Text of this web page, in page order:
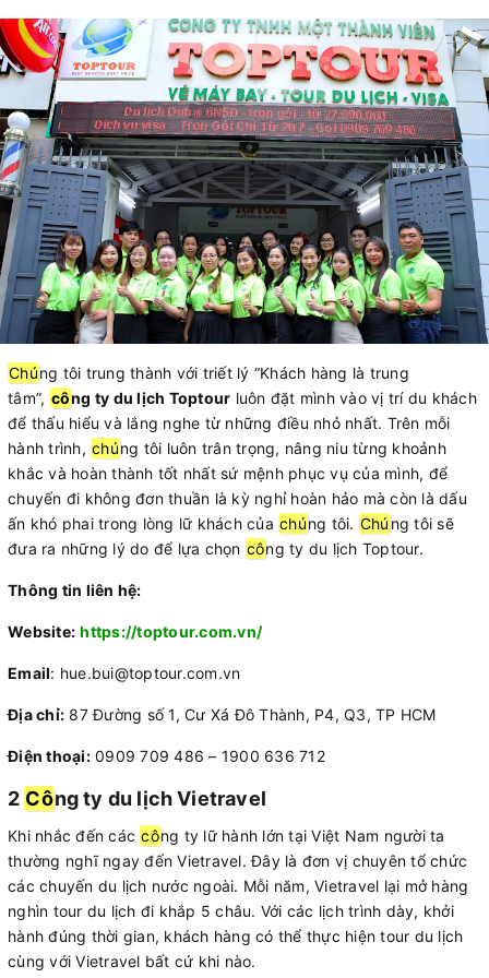
Chúng tôi trung thành với triết lý “Khách hàng là trung
tâm”, công ty du lịch Toptour luôn đặt mình vào vị trí du khách
để thấu hiểu và lắng nghe từ những điều nhỏ nhất. Trên mỗi
hành trình, chúng tôi luôn trân trọng, nâng niu từng khoảnh
khắc và hoàn thành tốt nhất sứ mệnh phục vụ của mình, để
chuyến đi không đơn thuần là kỳ nghỉ hoàn hảo mà còn là dấu
ấn khó phai trong lòng lữ khách của chúng tôi. Chú ng tôi sẽ
đưa ra những lý do để lựa chọn công ty du lịch Toptour.
Thông tin liên hệ:
Website: https://toptour.com.vn/
Email: hue.bui@toptour.com.vn
Địa chỉ: 87 Đường số 1, Cư Xá Đô Thành, P4, Q3, TP HCM
Điện thoại:0909 709 486 – 1900 636 712
2 Công ty du lịch Vietravel
Khi nhắc đến các công ty lữ hành lớn tại Việt Nam người ta
thường nghĩ ngay đến Vietravel. Đây là đơn vị chuyên tổ chức
các chuyến du lịch nước ngoài. Mỗi năm, Vietravel lại mở hàng
nghìn tour du lịch đi khắp 5 châu. Với các lịch trình dày, khởi
hành đúng thời gian, khách hàng có thể thực hiện tour du lịch
cùng với Vietravel bất cứ khi nào.